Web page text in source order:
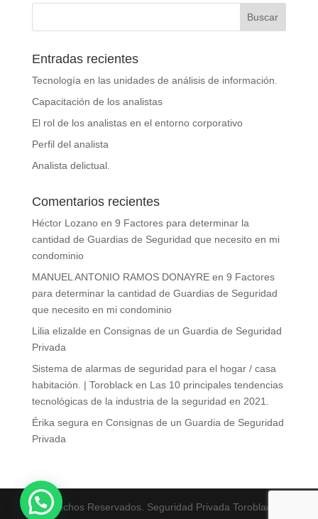
Entradas recientes
Tecnología en las unidades de análisis de información.
Capacitación de los analistas
El rol de los analistas en el entorno corporativo
Perfil del analista
Analista delictual.
Comentarios recientes
Héctor Lozanoen 9 Factores para determinar la
cantidad de Guardias de Seguridad que necesito en mi
condominio
MANUEL ANTONIO RAMOS DONAYREen 9 Factores
para determinar la cantidad de Guardias de Seguridad
que necesito en mi condominio
Lilia elizalde en Consignas de un Guardia de Seguridad
Privada
Sistema de alarmas de seguridad para el hogar / casa
habitación. | Toroblacken Las 10 principales tendencias
tecnológicas de la industria de la seguridad en 2021.
Érika segura en Consignas de un Guardia de Seguridad
Privada
Derechos Reservados. Seguridad Privada Toroblack